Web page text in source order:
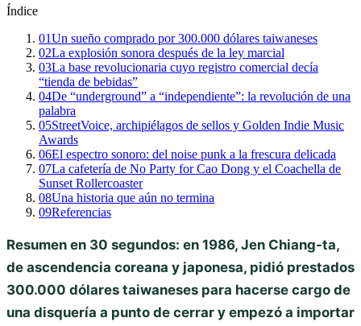
Índice
01Un sueño comprado por 300.000 dólares taiwaneses
02La explosión sonora después de la ley marcial
03La base revolucionaria cuyo registro comercial decía
“tienda de bebidas”
04De “underground” a “independiente”: la revolución de una
palabra
05StreetVoice, archipiélagos de sellos y Golden Indie Music
Awards
06El espectro sonoro: del noise punk a la frescura delicada
07La cafetería de No Party for Cao Dong y el Coachella de
Sunset Rollercoaster
08Una historia que aún no termina
09Referencias
Resumen en 30 segundos: en 1986, Jen Chiang-ta,
de ascendencia coreana y japonesa, pidió prestados
300.000 dólares taiwaneses para hacerse cargo de
una disquería a punto de cerrar y empezó a importar